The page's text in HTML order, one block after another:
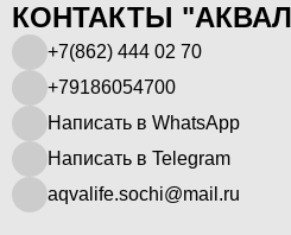
КОНТАКТЫ
+7(862) 444 02 70
+79186054700
Написать в WhatsApp
Написать в Telegram
aqvalife.sochi@mail.ru